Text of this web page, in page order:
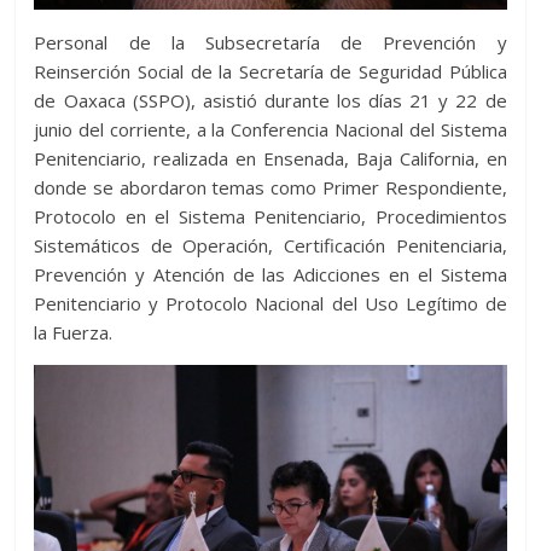
Personal de la Subsecretaría de Prevención y
Reinserción Social de la Secretaría de Seguridad Pública
de Oaxaca (SSPO), asistió durante los días 21 y 22 de
junio del corriente, a la Conferencia Nacional del Sistema
Penitenciario, realizada en Ensenada, Baja California, en
donde se abordaron temas como Primer Respondiente,
Protocolo en el Sistema Penitenciario, Procedimientos
Sistemáticos de Operación, Certificación Penitenciaria,
Prevención y Atención de las Adicciones en el Sistema
Penitenciario y Protocolo Nacional del Uso Legítimo de
la Fuerza.